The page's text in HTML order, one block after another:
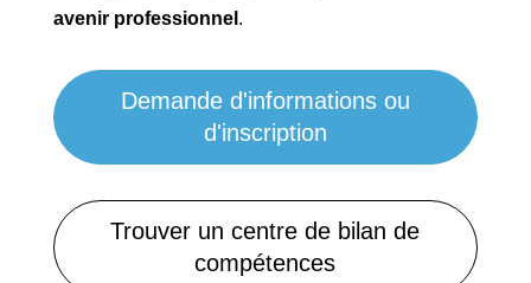
avenir professionnel .
Demande d'informations ou
d'inscription
Trouver un centre de bilan de
compétences